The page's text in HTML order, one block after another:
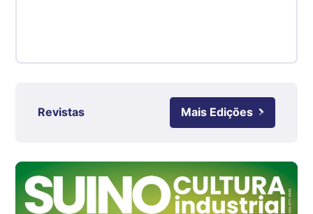
RS
Ovo Branco - Regional
Ovo Branco - Regional
Branco
Revistas Mais Edições